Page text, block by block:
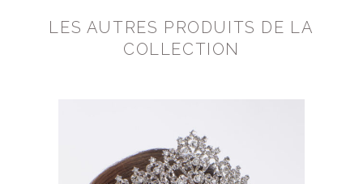
LES AUTRES PRODUITS DE LA
COLLECTION